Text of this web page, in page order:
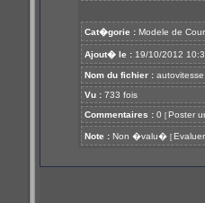
Cat�gorie : Modele de
Ajout� le : 19/10/2012
Nom du fichier :
Vu : 733 fois
Commentaires : 0 [ Poster
Note : Non �valu� [ Evaluer